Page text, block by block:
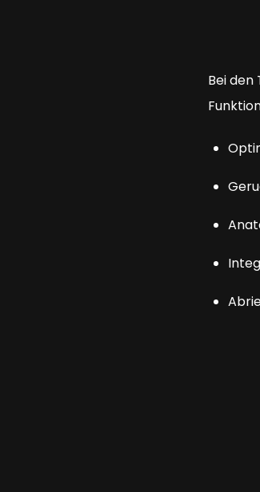
Bei den